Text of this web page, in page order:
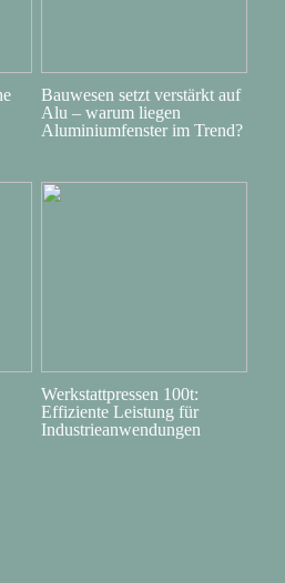
Bauwesen setzt verstärkt auf
Alu – warum liegen
Aluminiumfenster im Trend?
Werkstattpressen 100t:
Effiziente Leistung für
Industrieanwendungen